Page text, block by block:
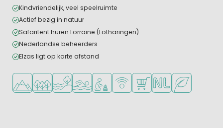
Kindvriendelijk, veel speelruimte
Actief bezig in natuur
Safaritent huren Lorraine (Lotharingen)
Nederlandse beheerders
Elzas ligt op korte afstand
Ligt in de heuvels/bergen
Ligt in een bosrijke omgeving
Ligt bij het water
Openlucht zwembad
Aanbevolen voor jonge kinderen
WiFi beschikbaar
Campingwinkel/
Nederlandse
Groene ligging